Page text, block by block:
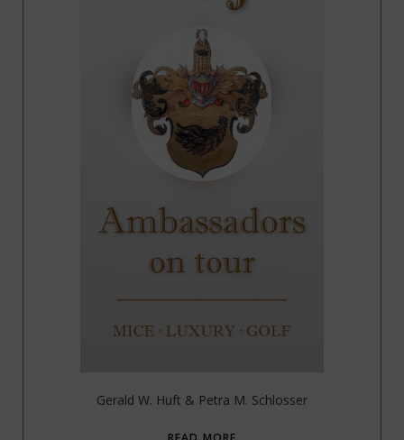
Gerald W. Huft & Petra M. Schlosser